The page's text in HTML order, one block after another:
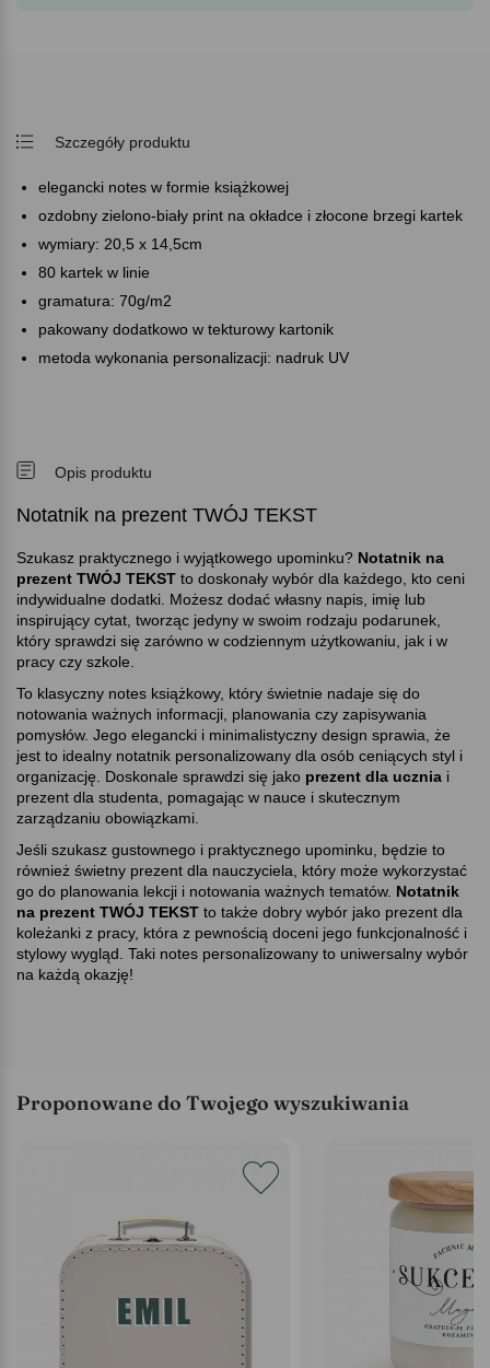
Szczegóły produktu
elegancki notes w formie książkowej
ozdobny zielono-biały print na okładce i złocone brzegi kartek
wymiary: 20,5 x 14,5cm
80 kartek w linie
gramatura: 70g/m2
pakowany dodatkowo w tekturowy kartonik
metoda wykonania personalizacji: nadruk UV
Opis produktu
Notatnik na prezent TWÓJ TEKST
Szukasz praktycznego i wyjątkowego upominku Notatnik na
prezent TWÓJ TEKST to doskonały wybór dla każdego, kto ceni
indywidualne dodatki. Możesz dodać własny napis, imię lub
inspirujący cytat, tworząc jedyny w swoim rodzaju podarunek,
który sprawdzi się zarówno w codziennym użytkowaniu, jak i w
pracy czy szkole.
To klasyczny notes książkowy, który świetnie nadaje się do
notowania ważnych informacji, planowania czy zapisywania
pomysłów. Jego elegancki i minimalistyczny design sprawia, że
jest to idealny notatnik personalizowany dla osób ceniących styl i
organizację. Doskonale sprawdzi się jako prezent dla ucznia i
prezent dla studenta, pomagając w nauce i skutecznym
zarządzaniu obowiązkami.
Jeśli szukasz gustownego i praktycznego upominku, będzie to
również świetny prezent dla nauczyciela, który może wykorzystać
go do planowania lekcji i notowania ważnych tematów. Notatnik
na prezent TWÓJ TEKST to także dobry wybór jako prezent dla
koleżanki z pracy, która z pewnością doceni jego funkcjonalność i
stylowy wygląd. Taki notes personalizowany to uniwersalny wybór
na każdą okazję!
Proponowane do Twojego wyszukiwania